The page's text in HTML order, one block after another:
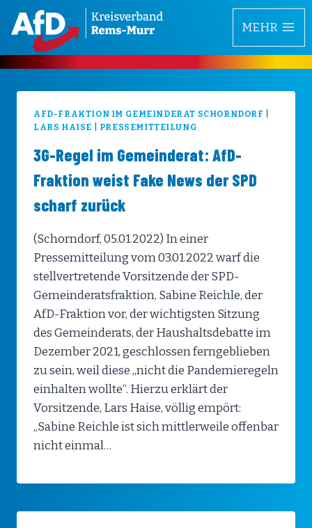
Inhalt
springen
MEHR
AFD-FRAKTION IM GEMEINDERAT SCHORNDORF
LARS HAISE
PRESSEMITTEILUNG
3G-Regel im Gemeinderat: AfD-
Fraktion weist Fake News der SPD
scharf zurück
(Schorndorf, 05.01.2022) In einer
Pressemitteilung vom 03.01.2022 warf die
stellvertretende Vorsitzende der SPD-
Gemeinderatsfraktion, Sabine Reichle, der
AfD-Fraktion vor, der wichtigsten Sitzung
des Gemeinderats, der Haushaltsdebatte im
Dezember 2021, geschlossen ferngeblieben
zu sein, weil diese „nicht die Pandemieregeln
einhalten wollte“. Hierzu erklärt der
Vorsitzende, Lars Haise, völlig empört:
„Sabine Reichle ist sich mittlerweile offenbar
nicht einmal…